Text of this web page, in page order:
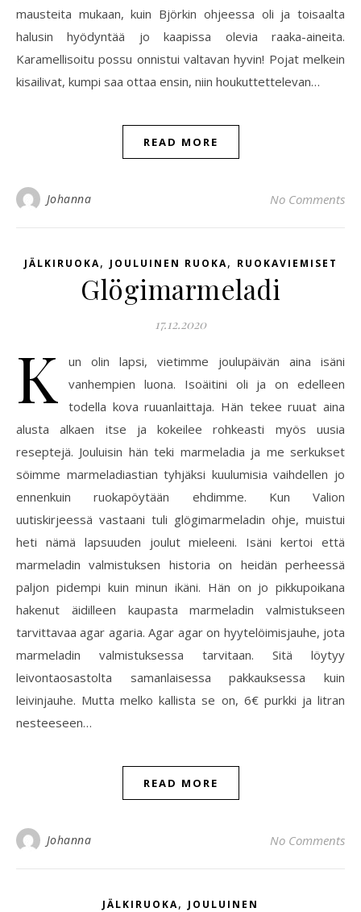
mausteita mukaan, kuin Björkin ohjeessa oli ja toisaalta
halusin hyödyntää jo kaapissa olevia raaka-aineita.
Karamellisoitu possu onnistui valtavan hyvin! Pojat melkein
kisailivat, kumpi saa ottaa ensin, niin houkuttettelevan…
READ MORE
Johanna No Comments
JÄLKIRUOKA, JOULUINEN RUOKA, RUOKAVIEMISET
Glögimarmeladi
17.12.2020
K
un olin lapsi, vietimme joulupäivän aina isäni
vanhempien luona. Isoäitini oli ja on edelleen
todella kova ruuanlaittaja. Hän tekee ruuat aina
alusta alkaen itse ja kokeilee rohkeasti myös uusia
reseptejä. Jouluisin hän teki marmeladia ja me serkukset
söimme marmeladiastian tyhjäksi kuulumisia vaihdellen jo
ennenkuin ruokapöytään ehdimme. Kun Valion
uutiskirjeessä vastaani tuli glögimarmeladin ohje, muistui
heti nämä lapsuuden joulut mieleeni. Isäni kertoi että
marmeladin valmistuksen historia on heidän perheessä
paljon pidempi kuin minun ikäni. Hän on jo pikkupoikana
hakenut äidilleen kaupasta marmeladin valmistukseen
tarvittavaa agar agaria. Agar agar on hyytelöimisjauhe, jota
marmeladin valmistuksessa tarvitaan. Sitä löytyy
leivontaosastolta samanlaisessa pakkauksessa kuin
leivinjauhe. Mutta melko kallista se on, 6€ purkki ja litran
nesteeseen…
READ MORE
Johanna No Comments
JÄLKIRUOKA, JOULUINEN